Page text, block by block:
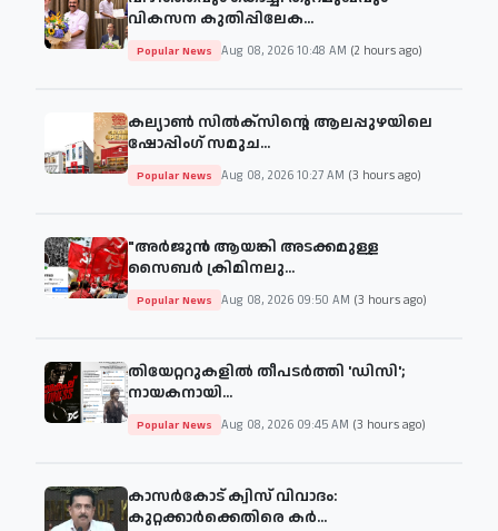
വികസന കുതിപ്പിലേക...
Popular News Aug 08, 2026 10:48 AM (2 hours ago)
കല്യാൺ സിൽക്സിന്റെ ആലപ്പുഴയിലെ
ഷോപ്പിംഗ് സമുച...
Popular News Aug 08, 2026 10:27 AM (3 hours ago)
"അര്‍ജുന്‍ ആയങ്കി അടക്കമുള്ള
സൈബര്‍ ക്രിമിനലു...
Popular News Aug 08, 2026 09:50 AM (3 hours ago)
തിയേറ്ററുകളില്‍ തീപടര്‍ത്തി 'ഡിസി';
നായകനായി...
Popular News Aug 08, 2026 09:45 AM (3 hours ago)
കാസർകോട് ക്വിസ് വിവാദം:
കുറ്റക്കാർക്കെതിരെ കർ...